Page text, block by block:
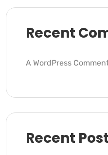
Recent
A WordPress
Recent